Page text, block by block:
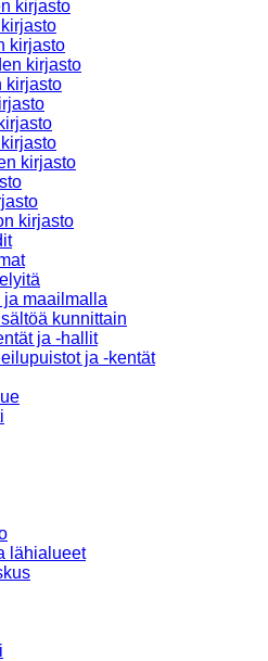
kirjasto
kirjasto
kirjasto
kirjasto
kirjasto
kirjasto
ja maailmalla
kunnittain
ja -hallit
ja -kentät
lähialueet